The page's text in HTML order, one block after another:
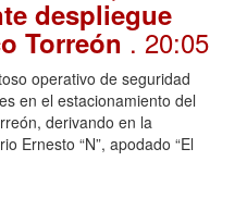
despliegue
Torreón. 20:05
operativo de seguridad
en el estacionamiento del
derivando en la
Ernesto “N”, apodado “El